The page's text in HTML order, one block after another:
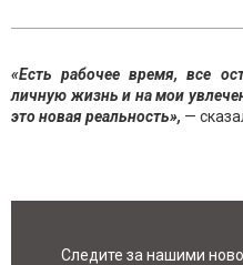
«Есть рабочее время, все
личную жизнь и на мои
это новая реальность», —
Следите за нашими